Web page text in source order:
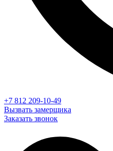
+7 812 209-10-49
Вызвать замерщика
Заказать звонок